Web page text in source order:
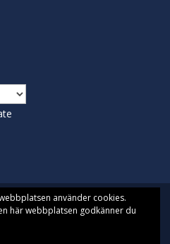
använder cookies.
här webbplatsen godkänner du